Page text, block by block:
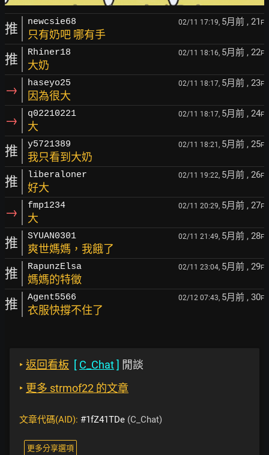
推 newcsie68 02/11 17:19, 5月前 , 21 F
只有奶吧 哪有手
推 Rhiner18 02/11 18:16, 5月前 , 22F
大奶
→ haseyo25 02/11 18:17, 5月前 , 23F
因為很大
→ q02210221 02/11 18:17, 5月前 , 24F
大
推 y5721389 02/11 18:21, 5月前 , 25F
我只看到大奶
推 liberaloner 02/11 19:22, 5月前 , 26F
好大
→ fmp1234 02/11 20:29, 5月前 , 27F
大
推 SYUAN0301 02/11 21:49, 5月前 , 28F
爽世媽媽，我餓了
推 RapunzElsa 02/11 23:04, 5月前 , 29F
媽媽的特徵
推 Agent5566 02/12 07:43, 5月前 , 30F
衣服快撐不住了
‣ 返回看板 [ C_Chat] 閒談
‣ 更多 strmof22 的文章
文章代碼(AID): #1fZ41TDe (C_Chat)
更多分享選項